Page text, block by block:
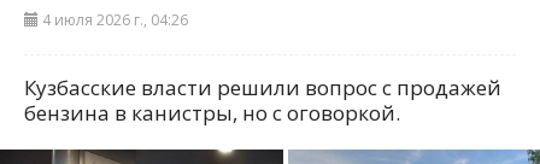
4 июля 2026 г., 04:26
Кузбасские власти решили вопрос с продажей
бензина в канистры, но с оговоркой.